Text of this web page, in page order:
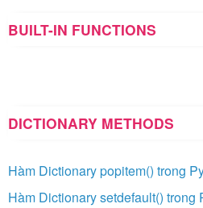
BUILT-IN FUNCTIONS
DICTIONARY METHODS
Hàm Dictionary popitem() trong
Hàm Dictionary setdefault() trong